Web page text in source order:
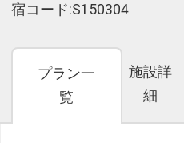
宿コード:S150304
プラン一
覧
施設詳
細